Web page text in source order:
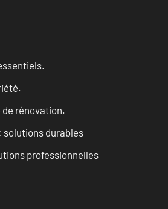
rénovation.
solutions durables
professionnelles